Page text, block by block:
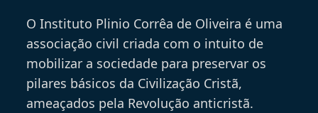
O Instituto Plinio Corrêa de Oliveira é uma
associação civil criada com o intuito de
mobilizar a sociedade para preservar os
pilares básicos da Civilização Cristã,
ameaçados pela Revolução anticristã.